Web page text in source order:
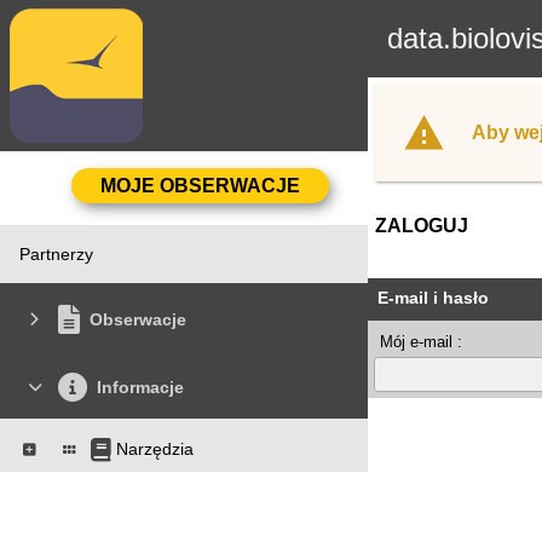
Partnerzy
Obserwacje
Informacje
Narzędzia
Aby
ZALOGUJ
E-mail i hasło
Mój e-mail :